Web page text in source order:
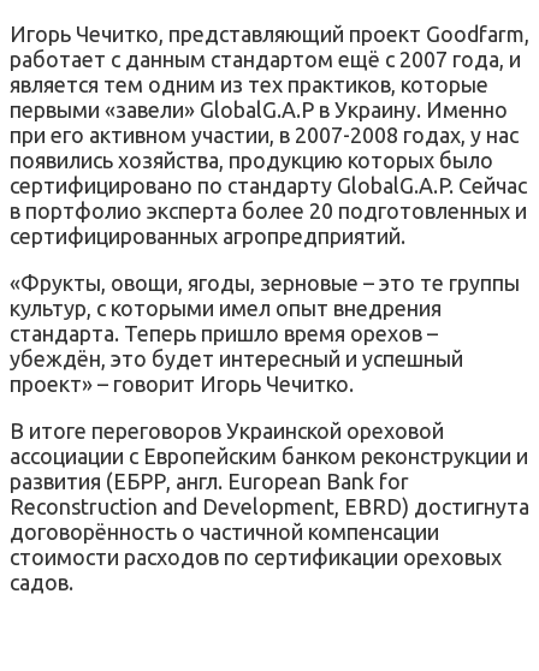
Игорь Чечитко, представляющий проект Goodfarm,
работает с данным стандартом ещё с 2007 года, и
является тем одним из тех практиков, которые
первыми «завели» GlobalG.A.P в Украину. Именно
при его активном участии, в 2007-2008 годах, у нас
появились хозяйства, продукцию которых было
сертифицировано по стандарту GlobalG.A.P. Сейчас
в портфолио эксперта более 20 подготовленных и
сертифицированных агропредприятий.
«Фрукты, овощи, ягоды, зерновые – это те группы
культур, с которыми имел опыт внедрения
стандарта. Теперь пришло время орехов –
убеждён, это будет интересный и успешный
проект» – говорит Игорь Чечитко.
В итоге переговоров Украинской ореховой
ассоциации с Европейским банком реконструкции и
развития (ЕБРР, англ. European Bank for
Reconstruction and Development, EBRD) достигнута
договорённость о частичной компенсации
стоимости расходов по сертификации ореховых
садов.